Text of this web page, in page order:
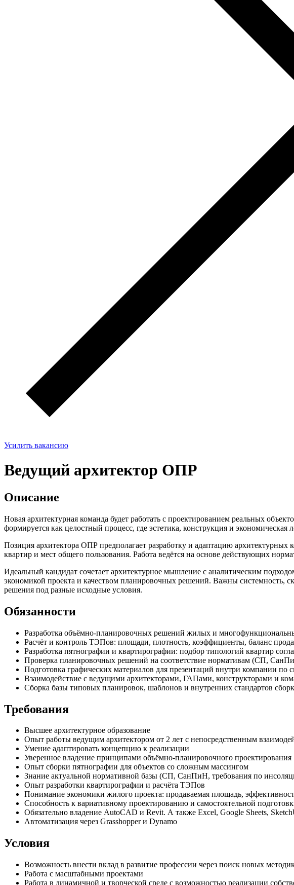
Усилить вакансию
Ведущий архитектор ОПР
Описание
Новая архитектурная команда будет работать с проектированием реальных
формируется как целостный процесс, где эстетика, конструкция и экономическая
Позиция архитектора ОПР предполагает разработку и адаптацию
квартир и мест общего пользования. Работа ведётся на основе действующих
Идеальный кандидат сочетает архитектурное мышление с аналитическим
экономикой проекта и качеством планировочных решений. Важны системность,
решения под разные исходные условия.
Обязанности
Разработка объёмно-планировочных решений жилых и
Расчёт и контроль ТЭПов: площади, плотность, коэффициенты, баланс
Разработка пятнографии и квартирографии: подбор типологий квартир
Проверка планировочных решений на соответствие нормативам (СП,
Подготовка графических материалов для презентаций внутри компании по
Взаимодействие с ведущими архитекторами, ГАПами, конструкторами и
Сборка базы типовых планировок, шаблонов и внутренних стандартов
Требования
Высшее архитектурное образование
Опыт работы ведущим архитектором от 2 лет с непосредственным
Умение адаптировать концепцию к реализации
Уверенное владение принципами объёмно-планировочного проектирования
Опыт сборки пятнографии для объектов со сложным массингом
Знание актуальной нормативной базы (СП, СанПиН, требования по
Опыт разработки квартирографии и расчёта ТЭПов
Понимание экономики жилого проекта: продаваемая площадь,
Способность к вариативному проектированию и самостоятельной
Обязательно владение AutoCAD и Revit. А также Excel, Google Sheets,
Автоматизация через Grasshopper и Dynamо
Условия
Возможность внести вклад в развитие профессии через поиск новых
Работа с масштабными проектами
Работа в динамичной и творческой среде с возможностью реализации